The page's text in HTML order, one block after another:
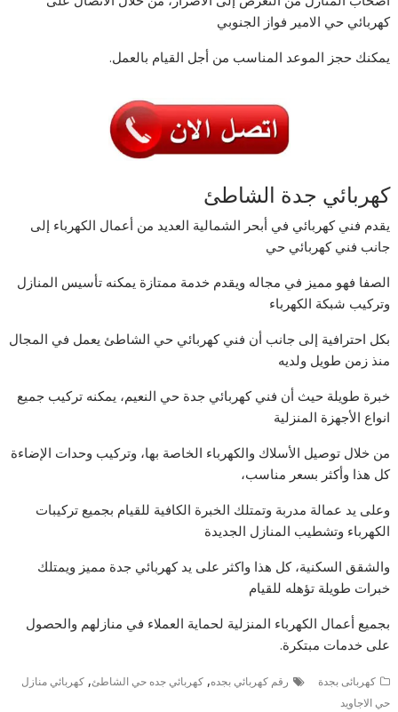
كهربائي حي الامير فواز الجنوبي
يمكنك حجز الموعد المناسب من أجل القيام بالعمل.
كهربائي جدة الشاطئ
يقدم فني كهربائي في أبحر الشمالية العديد من أعمال الكهرباء إلى
جانب فني كهربائي حي
الصفا فهو مميز في مجاله ويقدم خدمة ممتازة يمكنه تأسيس المنازل
وتركيب شبكة الكهرباء
بكل احترافية إلى جانب أن فني كهربائي حي الشاطئ يعمل في المجال
منذ زمن طويل ولديه
خبرة طويلة حيث أن فني كهربائي جدة حي النعيم، يمكنه تركيب جميع
انواع الأجهزة المنزلية
من خلال توصيل الأسلاك والكهرباء الخاصة بها، وتركيب وحدات الإضاءة
كل هذا وأكثر بسعر مناسب،
وعلى يد عمالة مدربة وتمتلك الخبرة الكافية للقيام بجميع تركيبات
الكهرباء وتشطيب المنازل الجديدة
والشقق السكنية، كل هذا واكثر على يد كهربائي جدة مميز ويمتلك
خبرات طويلة تؤهله للقيام
بجميع أعمال الكهرباء المنزلية لحماية العملاء في منازلهم والحصول
على خدمات مبتكرة.
كهربائى بجدة رقم كهربائي بجده,كهربائي جده حي الشاطئ,كهربائي منازل
حي الاجاويد